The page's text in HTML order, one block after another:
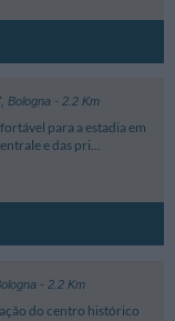
, Bologna- 2.2 Km
para a estadia em
e das pri...
- 2.2 Km
do centro histórico